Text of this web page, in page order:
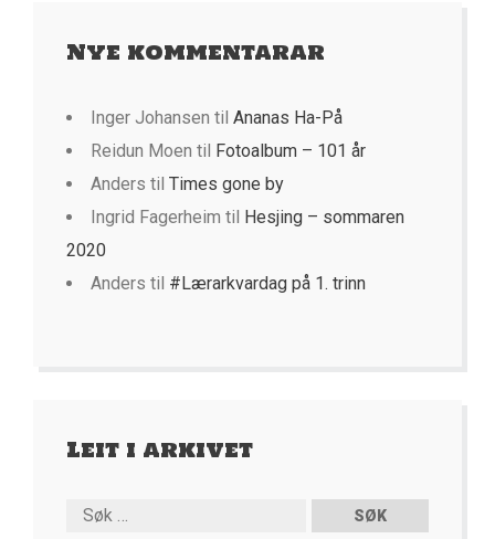
Nye kommentarar
Inger Johansen til Ananas Ha-På
Reidun Moen til Fotoalbum – 101 år
Anders til Times gone by
Ingrid Fagerheim til Hesjing – sommaren
2020
Anders til #Lærarkvardag på 1. trinn
Leit i arkivet